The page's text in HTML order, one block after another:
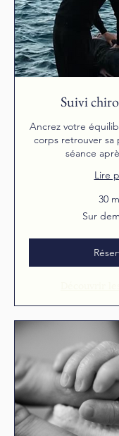
Suivi
Ancrez votre
corps retrouver sa
séance
Lire
30
Sur